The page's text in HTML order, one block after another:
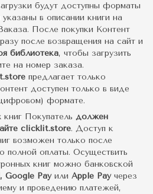
будут доступны форматы
в описании книги на
После покупки Контент
после возвращения на сайт и
библиотека, чтобы загрузить
на номер заказа.
предлагает только
доступен только в виде
формате.
Покупатель должен
clicklit.store. Доступ к
возможен только после
полной оплаты. Осуществить
книг можно банковской
Google Pay или Apple Payчерез
и проведению платежей,